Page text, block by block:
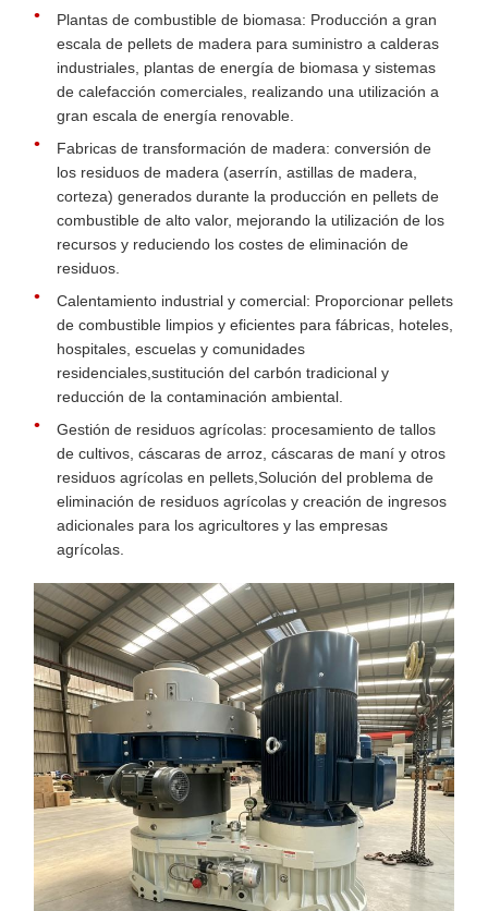
Plantas de combustible de biomasa: Producción a gran
escala de pellets de madera para suministro a calderas
industriales, plantas de energía de biomasa y sistemas
de calefacción comerciales, realizando una utilización a
gran escala de energía renovable.
Fabricas de transformación de madera: conversión de
los residuos de madera (aserrín, astillas de madera,
corteza) generados durante la producción en pellets de
combustible de alto valor, mejorando la utilización de los
recursos y reduciendo los costes de eliminación de
residuos.
Calentamiento industrial y comercial: Proporcionar pellets
de combustible limpios y eficientes para fábricas, hoteles,
hospitales, escuelas y comunidades
residenciales,sustitución del carbón tradicional y
reducción de la contaminación ambiental.
Gestión de residuos agrícolas: procesamiento de tallos
de cultivos, cáscaras de arroz, cáscaras de maní y otros
residuos agrícolas en pellets,Solución del problema de
eliminación de residuos agrícolas y creación de ingresos
adicionales para los agricultores y las empresas
agrícolas.